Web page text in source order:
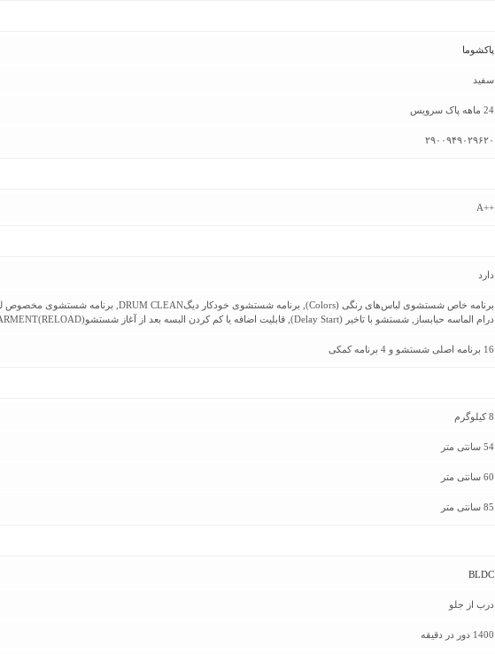
پاکشوما
سفید
24 ماهه پاک سرویس
۲۹۰۰۹۴۹۰۲۹۶۲۰
++A
دارد
درام الماسه حبابساز, شستشو با تاخیر (Delay Start), قابلیت اضافه یا کم کردن البسه بعد از آغاز شستشوADD GARMENT(RELOAD)
16 برنامه اصلی شستشو و 4 برنامه کمکی
8 کیلوگرم
54 سانتی متر
60 سانتی متر
85 سانتی متر
BLDC
درب از جلو
1400 دور در دقیقه